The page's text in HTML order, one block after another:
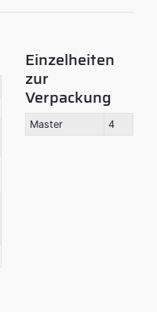
Einzelheiten
zur
Verpackung
Master 4